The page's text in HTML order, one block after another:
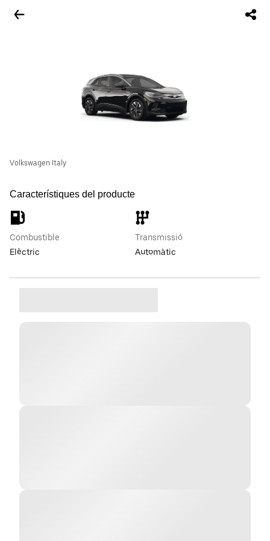
Volkswagen Italy
Característiques del producte
Combustible
Elèctric
Transmissió
Automàtic